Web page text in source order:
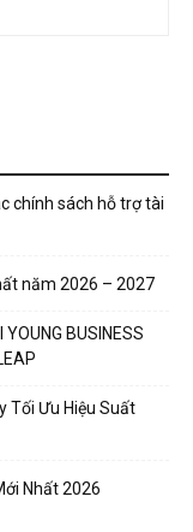
chính sách hỗ trợ tài
năm 2026 – 2027
BUSINESS
Tối Ưu Hiệu Suất
Nhất 2026